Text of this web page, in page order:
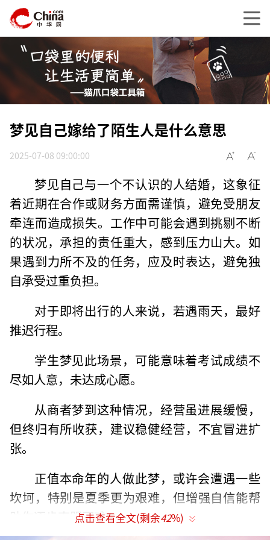
梦见自己嫁给了陌生人是什么意思
2025-07-08 09:00:00
梦见自己与一个不认识的人结婚，这象征
着近期在合作或财务方面需谨慎，避免受朋友
牵连而造成损失。工作中可能会遇到挑剔不断
的状况，承担的责任重大，感到压力山大。如
果遇到力所不及的任务，应及时表达，避免独
自承受过重负担。
对于即将出行的人来说，若遇雨天，最好
推迟行程。
学生梦见此场景，可能意味着考试成绩不
尽如人意，未达成心愿。
从商者梦到这种情况，经营虽进展缓慢，
但终归有所收获，建议稳健经营，不宜冒进扩
张。
正值本命年的人做此梦，或许会遭遇一些
坎坷，特别是夏季更为艰难，但增强自信能帮
助你逐步克服困难。点击查看全文(剩余42%)